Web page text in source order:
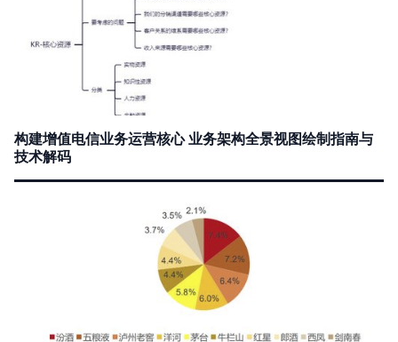
构建增值电信业务运营核心 业务架构全景视图绘制指南与
技术解码